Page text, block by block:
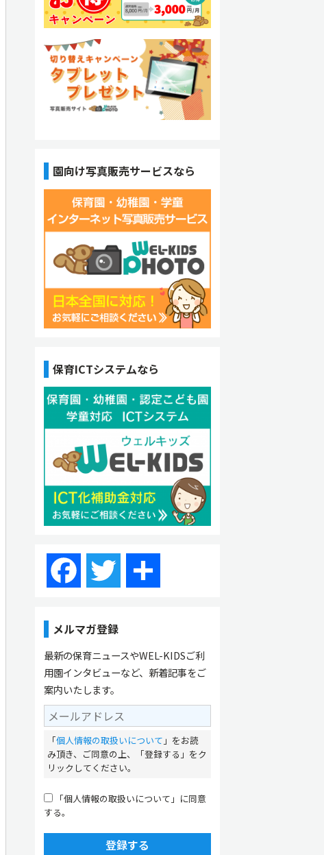
園向け写真販売サービスなら
保育ICTシステムなら
FacebookTwitter共
メルマガ登録
最新の保育ニュースやWEL-KIDSご利
用園インタビューなど、新着記事をご
案内いたします。
「個人情報の取扱いについて 」をお読
み頂き、ご同意の上、「登録する」をク
リックしてください。
「個人情報の取扱いについて」に同意
する。
登録する